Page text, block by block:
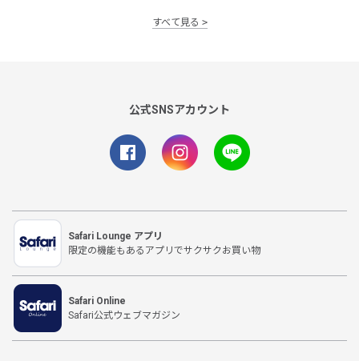
すべて見る
公式SNSアカウント
Safari Lounge アプリ
限定の機能もあるアプリでサクサクお買い物
Safari Online
Safari公式ウェブマガジン